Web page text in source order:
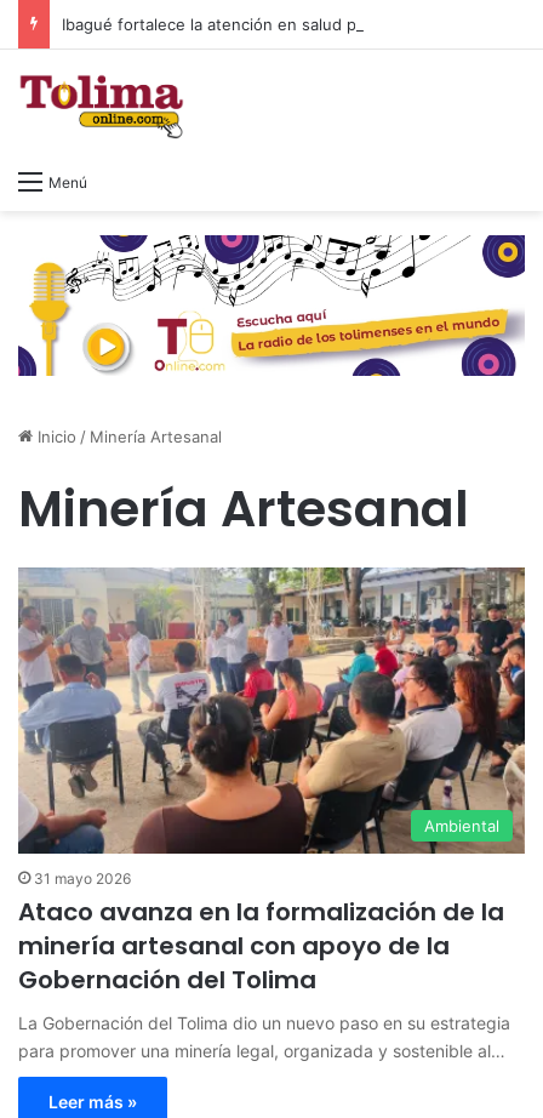
Menú
Inicio / Minería Artesanal
Minería Artesanal
Ambiental
31 mayo 2026
Ataco avanza en la formalización de la
minería artesanal con apoyo de la
Gobernación del Tolima
La Gobernación del Tolima dio un nuevo paso en su estrategia
para promover una minería legal, organizada y sostenible al…
Leer más »